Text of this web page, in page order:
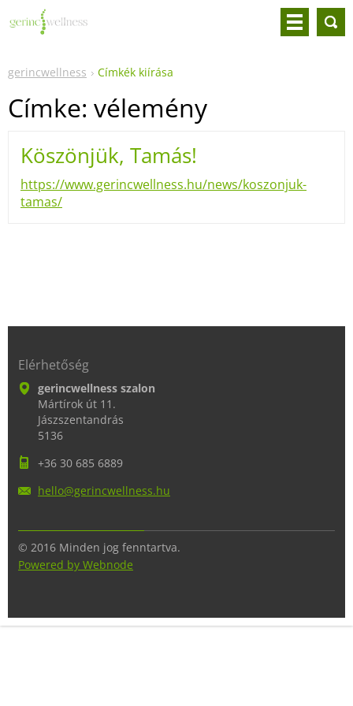
gerincwellness Címkék kiírása
Címke: vélemény
Köszönjük, Tamás!
https://www.gerincwellness.hu/news/koszonjuk-
tamas/
Elérhetőség
gerincwellness szalon
Mártírok út 11.
Jászszentandrás
5136
+36 30 685 6889
hello@gerincwellness.hu
© 2016 Minden jog fenntartva.
Powered by Webnode